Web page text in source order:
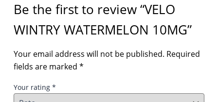
Be the first to review “VELO
WINTRY WATERMELON 10MG”
Your email address will not be published. Required
fields are marked *
Your rating *